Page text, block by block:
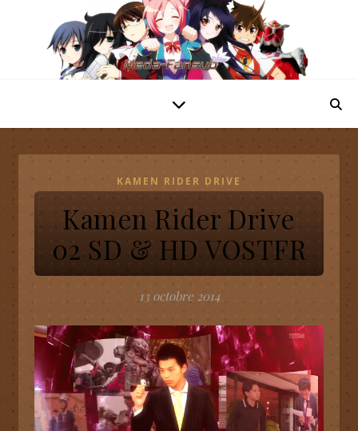
KAMEN RIDER DRIVE
Kamen Rider Drive
02 SD & HD VOSTFR
13 octobre 2014